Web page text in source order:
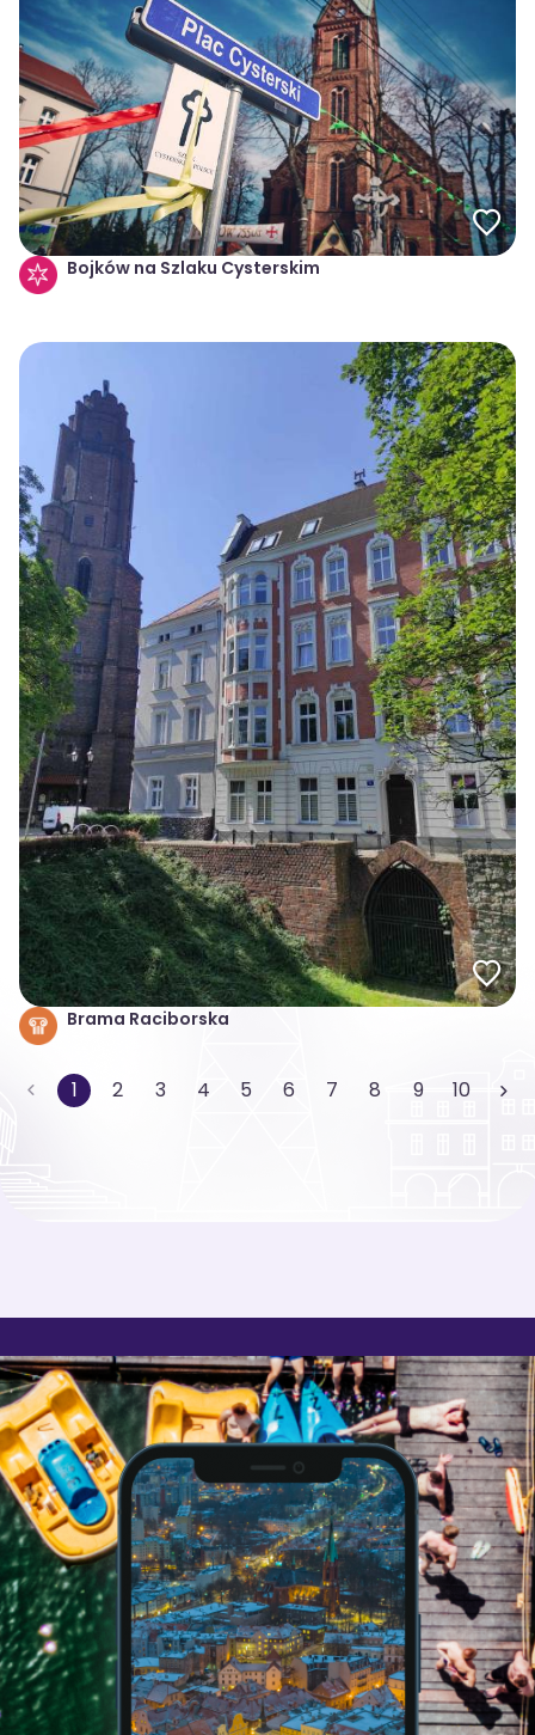
Bojków na Szlaku Cysterskim
Brama Raciborska
1 2 3 4 5 6 7 8 9 10